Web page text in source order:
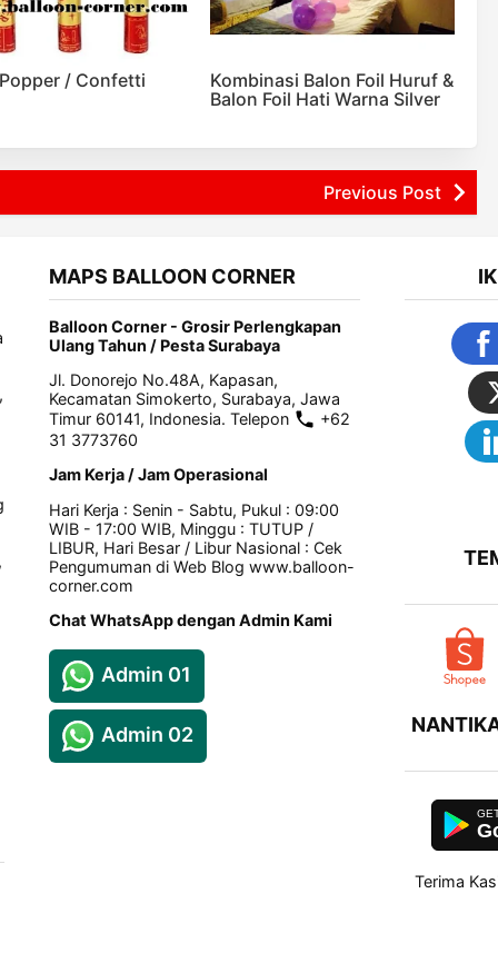
/ Confetti
Kombinasi Balon Foil Huruf &
Balon Foil Hati Warna Silver
Previous Post
MAPS BALLOON CORNER
Balloon Corner - Grosir Perlengkapan
Ulang Tahun / Pesta Surabaya
Jl. Donorejo No.48A, Kapasan,
Kecamatan Simokerto, Surabaya, Jawa
Timur 60141, Indonesia. Telepon
+62
31 3773760
Jam Kerja / Jam Operasional
Hari Kerja : Senin - Sabtu, Pukul : 09:00
WIB - 17:00 WIB, Minggu : TUTUP /
LIBUR, Hari Besar / Libur Nasional : Cek
Pengumuman di Web Blog www.balloon-
corner.com
Chat WhatsApp dengan Admin Kami
Admin 01
Admin 02
Terima